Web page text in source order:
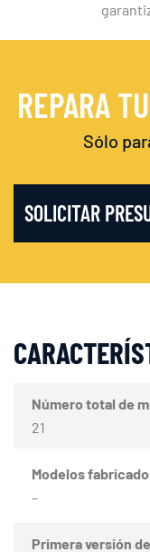
REPARA
Sólo
SOLICITAR
Número total de
21
Modelos
–
Primera versión